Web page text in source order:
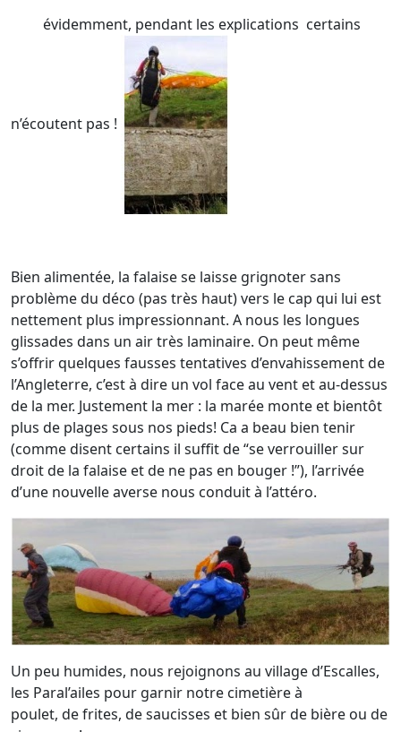
évidemment, pendant les explications certains
n’écoutent pas !
Bien alimentée, la falaise se laisse grignoter sans
problème du déco (pas très haut) vers le cap qui lui est
nettement plus impressionnant. A nous les longues
glissades dans un air très laminaire. On peut même
s’offrir quelques fausses tentatives d’envahissement de
l’Angleterre, c’est à dire un vol face au vent et au-dessus
de la mer. Justement la mer : la marée monte et bientôt
plus de plages sous nos pieds! Ca a beau bien tenir
(comme disent certains il suffit de “se verrouiller sur
droit de la falaise et de ne pas en bouger !”), l’arrivée
d’une nouvelle averse nous conduit à l’attéro.
Un peu humides, nous rejoignons au village d’Escalles,
les Paral’ailes pour garnir notre cimetière à
poulet, de frites, de saucisses et bien sûr de bière ou de